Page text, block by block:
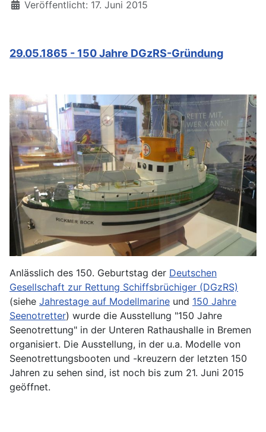
Details
Veröffentlicht: 17. Juni 2015
29.05.1865 - 150 Jahre DGzRS-Gründung
Anlässlich des 150. Geburtstag der Deutschen
Gesellschaft zur Rettung Schiffsbrüchiger (DGzRS)
(siehe Jahrestage auf Modellmarine und 150 Jahre
Seenotretter) wurde die Ausstellung "150 Jahre
Seenotrettung" in der Unteren Rathaushalle in Bremen
organisiert. Die Ausstellung, in der u.a. Modelle von
Seenotrettungsbooten und -kreuzern der letzten 150
Jahren zu sehen sind, ist noch bis zum 21. Juni 2015
geöffnet.